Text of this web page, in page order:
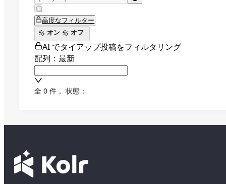
高度なフィルター
オン
オフ
AI でタイアップ投稿をフィルタリング
配列：最新
全 0 件 ， 状態：